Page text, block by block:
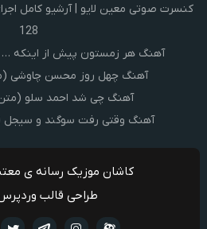
128
آهنگ هر زمستون پیش از اینکه …
آهنگ چهل روز محسن چاوشی
آهنگ چی شد احمد سلو
آهنگ وقتی رفت سوگند و سیجل
کاشان موزیک رسانه ی
طراحی قالب